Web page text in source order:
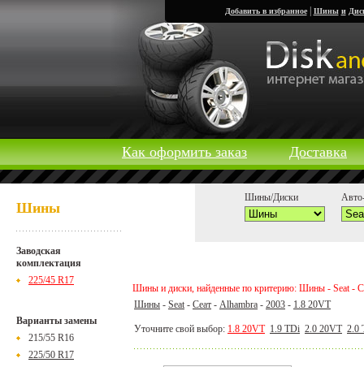
Добавить в избранное| Шины и
Как оформить заказ Доставка
Шины
Заводская
комплектация
225/45 R17
Варианты замены
215/55 R16
225/50 R17
Шины/Диски
Шины и диски, найденные по критерию: Шины - Seat -
Шины - Seat - Сеат - Alhambra - 2003 - 1.8 20VT
Уточните свой выбор: 1.8 20VT 1.9 TDi 2.0 20VT 2.0